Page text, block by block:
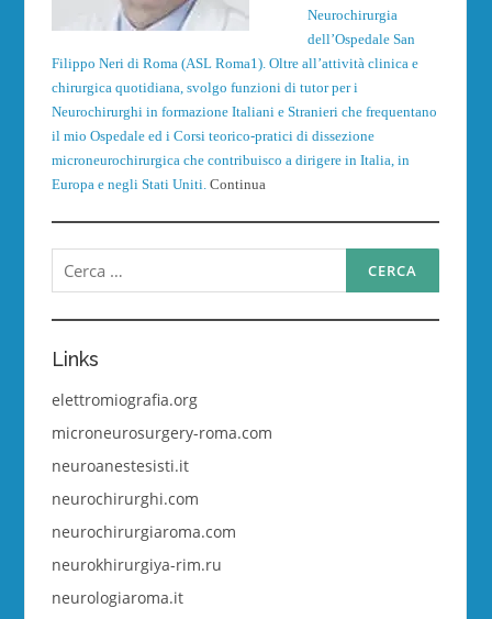
Neurochirurgia
dell’Ospedale San
Filippo Neri di Roma (ASL Roma1). Oltre all’attività clinica e
chirurgica quotidiana, svolgo funzioni di tutor per i
Neurochirurghi in formazione Italiani e Stranieri che frequentano
il mio Ospedale ed i Corsi teorico-pratici di dissezione
microneurochirurgica che contribuisco a dirigere in Italia, in
Europa e negli Stati Uniti. Continua
Ricerca
per:
Links
elettromiografia.org
microneurosurgery-roma.com
neuroanestesisti.it
neurochirurghi.com
neurochirurgiaroma.com
neurokhirurgiya-rim.ru
neurologiaroma.it